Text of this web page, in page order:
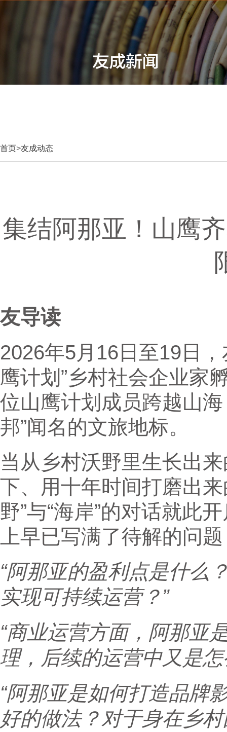
首页>友成动态
集结阿那亚！山鹰
友导读
2026年5月16日至19日
鹰计划”乡村社会企业家
位山鹰计划成员跨越山
邦”闻名的文旅地标。
当从乡村沃野里生长出
下、用十年时间打磨出
野”与“海岸”的对话就此
上早已写满了待解的问
“阿那亚的盈利点是什么
实现可持续运营？”
“商业运营方面，阿那亚
理，后续的运营中又是
“阿那亚是如何打造品牌
好的做法？对于身在乡